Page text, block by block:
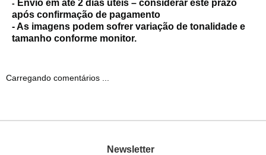
- Envio em até 2 dias úteis – considerar este prazo
após confirmação de pagamento
- As imagens podem sofrer variação de tonalidade e
tamanho conforme monitor.
Carregando comentários ...
Newsletter